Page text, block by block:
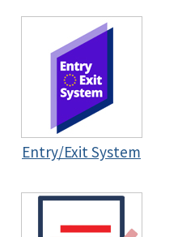
Entry/Exit System